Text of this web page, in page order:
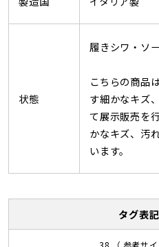
状態
履きシワ・ソ
こちらの商品
す細かなキズ
て展示販売を
かなキズ、汚
います。
タグ表
38 （ 参考サイ